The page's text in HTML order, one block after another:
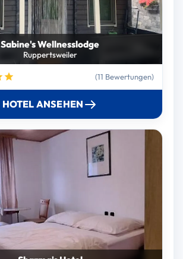
Sabine's Wellnesslodge
Ruppertsweiler
(11 Bewertungen)
HOTEL ANSEHEN